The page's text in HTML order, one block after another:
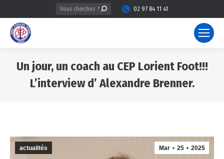
Recherche
:
02 97 84 11 41
Un jour, un coach au CEP Lorient Foot!!!
L’interview d’ Alexandre Brenner.
Mar 25 2025
actualités